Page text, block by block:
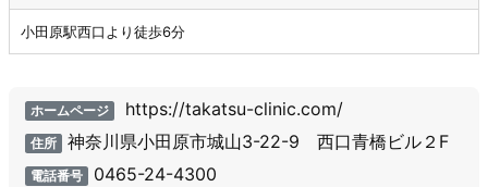
小田原駅西口より徒歩6分
ホームページ https://takatsu-clinic.com/
住所 神奈川県小田原市城山3-22-9 西口青橋ビル２F
電話番号 0465-24-4300